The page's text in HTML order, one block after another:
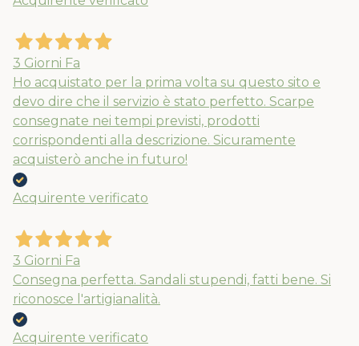
3 Giorni Fa
Ho acquistato per la prima volta su questo sito e
devo dire che il servizio è stato perfetto. Scarpe
consegnate nei tempi previsti, prodotti
corrispondenti alla descrizione. Sicuramente
acquisterò anche in futuro!
Acquirente verificato
3 Giorni Fa
Consegna perfetta. Sandali stupendi, fatti bene. Si
riconosce l'artigianalità.
Acquirente verificato